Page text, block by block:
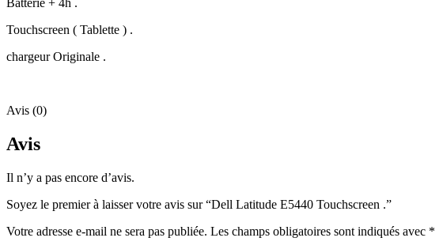
Batterie + 4h .
Touchscreen ( Tablette ) .
chargeur Originale .
Avis (0)
Avis
Il n’y a pas encore d’avis.
Soyez le premier à laisser votre avis sur “Dell Latitude E5440 Touchscreen .”
Votre adresse e-mail ne sera pas publiée. Les champs obligatoires sont indiqués avec *